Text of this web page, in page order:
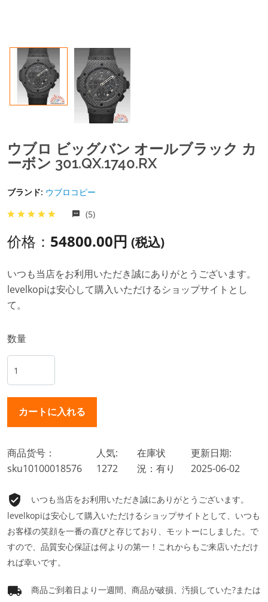
ウブロ ビッグバン オールブラック カ
ーボン 301.QX.1740.RX
ブランド: ウブロコピー
(5)
价格： 54800.00円 (税込)
いつも当店をお利用いただき誠にありがとうございます。
levelkopiは安心して購入いただけるショップサイトとし
て。
数量
商品货号：
sku10100018576
人気:
1272
在庫状
況：有り
更新日期:
2025-06-02
いつも当店をお利用いただき誠にありがとうございます。
levelkopiは安心して購入いただけるショップサイトとして、いつも
お客様の笑顔を一番の喜びと存じており、モットーにしました。で
すので、品質安心保証は何よりの第一！これからもご来店いただけ
れば幸いです。
商品ご到着日より一週間、商品が破損、汚損していた?または